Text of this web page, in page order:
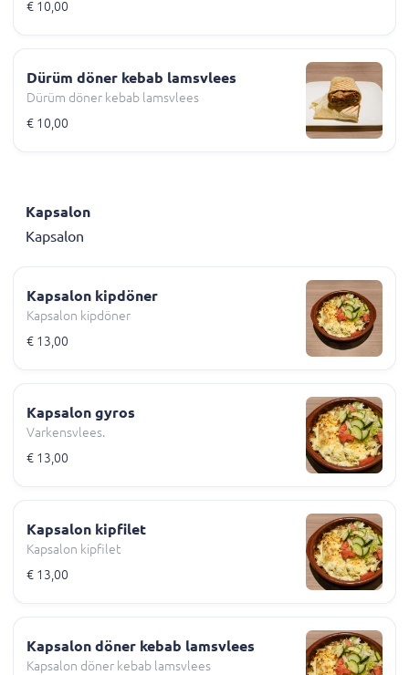
€ 10,00
Dürüm döner kebab lamsvlees
Dürüm döner kebab lamsvlees
€ 10,00
Kapsalon
Kapsalon
Kapsalon kipdöner
Kapsalon kipdöner
€ 13,00
Kapsalon gyros
Varkensvlees.
€ 13,00
Kapsalon kipfilet
Kapsalon kipfilet
€ 13,00
Kapsalon döner kebab lamsvlees
Kapsalon döner kebab lamsvlees